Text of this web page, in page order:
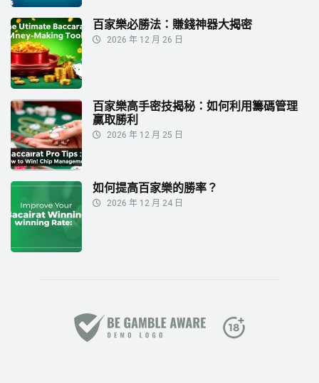
百家樂必勝法：賺錢神器大揭密
2026 年 12 月 26 日
百家樂高手密技揭秘：如何利用籌碼管理
贏取勝利
2026 年 12 月 25 日
如何提高百家樂的勝率？
2026 年 12 月 24 日